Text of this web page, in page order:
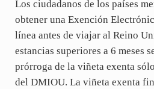
Los ciudadanos de los países
obtener una Exención
línea antes de viajar al Reino
estancias superiores a 6 meses
prórroga de la viñeta exenta
del DMIOU. La viñeta exenta